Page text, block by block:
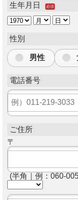
生年月日 必須
性別
男性
電話番号
ご住所
〒
(半角｜例：060-